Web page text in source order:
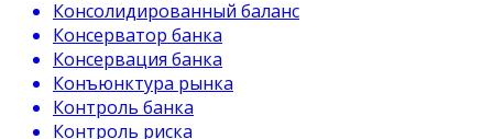
Консолидированный баланс
Консерватор банка
Консервация банка
Конъюнктура рынка
Контроль банка
Контроль риска